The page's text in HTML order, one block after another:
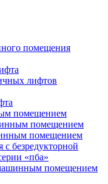
помещения
лифтов
помещением
помещением
помещением
безредукторной
«пба»
помещением